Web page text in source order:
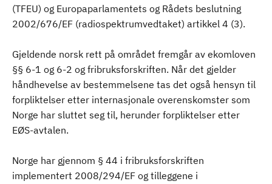
(TFEU) og Europaparlamentets og Rådets beslutning
2002/676/EF (radiospektrumvedtaket) artikkel 4 (3).
Gjeldende norsk rett på området fremgår av ekomloven
§§ 6-1 og 6-2 og fribruksforskriften. Når det gjelder
håndhevelse av bestemmelsene tas det også hensyn til
forpliktelser etter internasjonale overenskomster som
Norge har sluttet seg til, herunder forpliktelser etter
EØS-avtalen.
Norge har gjennom § 44 i fribruksforskriften
implementert 2008/294/EF og tilleggene i